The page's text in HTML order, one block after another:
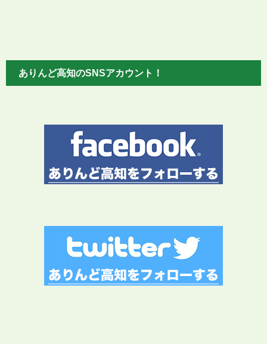
ありんど高知のSNSアカウント！